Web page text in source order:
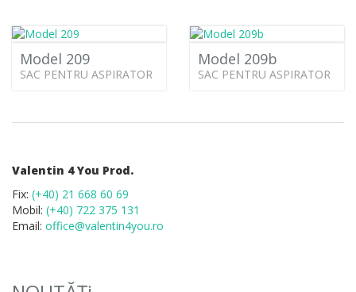
Model 209
SAC PENTRU ASPIRATOR
Model 209b
SAC PENTRU ASPIRATOR
Valentin 4 You Prod.
Fix: (+40) 21 668 60 69
Mobil: (+40) 722 375 131
Email: office@valentin4you.ro